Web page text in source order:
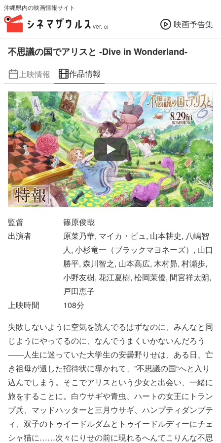
沖縄県内の映画情報サイト
ver. α 映画予告集
不思議の国でアリスと -Dive in Wonderland-
上映情報 作品情報
監督
篠原俊哉
出演者
原菜乃華, マイカ・ピュ, 山本耕史, 八嶋智
人, 小杉竜一（ブラックマヨネーズ）, 山口
勝平, 森川智之, 山本高広, 木村昴, 村瀬歩,
小野友樹, 花江夏樹, 松岡茉優, 間宮祥太朗,
戸田恵子
上映時間
108分
失敗しないように空気を読んでるはずなのに、みんなと同
じようにやってるのに、なんでうまくいかないんだろう
――人生に迷っていた大学生の安曇野りせは、ある日、亡
き祖母が遺した招待状に導かれて、”不思議の国“へと入り
込んでしまう。そこでアリスという少女と出会い、一緒に
旅をすることに。白ウサギや青虫、ハートの女王にトラン
プ兵、マッドハッターと三月ウサギ、ハンプティダンプテ
ィ、双子のトゥイードルダムとトゥイードルディーにチェ
シャ猫に……次々にりせの前に現れるへんてこりんな不思